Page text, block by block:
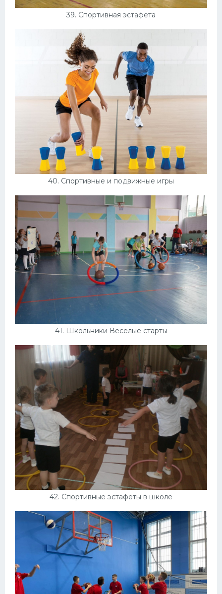
39. Спортивная эстафета
40. Спортивные и подвижные игры
41. Школьники Веселые старты
42. Спортивные эстафеты в школе